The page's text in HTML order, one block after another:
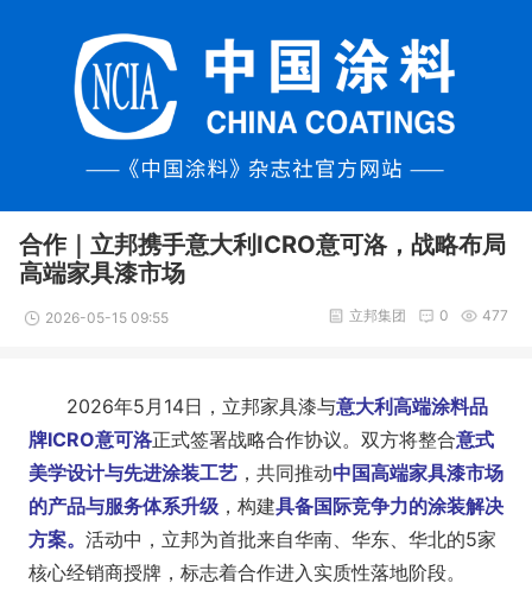
合作｜立邦携手意大利ICRO意可洛，战略布局
高端家具漆市场
2026-05-15 09:55 477
0
立邦集团
2026年5月14日，立邦家具漆与意大利高端涂料品
牌ICRO意可洛正式签署战略合作协议。双方将整合意式
美学设计与先进涂装工艺 ，共同推动中国高端家具漆市场
的产品与服务体系升级 ，构建具备国际竞争力的涂装解决
方案。 活动中，立邦为首批来自华南、华东、华北的5家
核心经销商授牌，标志着合作进入实质性落地阶段。